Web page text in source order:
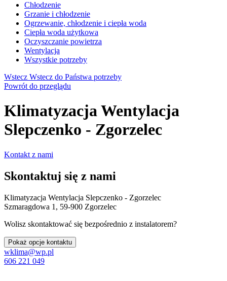
Chłodzenie
Grzanie i chłodzenie
Ogrzewanie, chłodzenie i ciepła woda
Ciepła woda użytkowa
Oczyszczanie powietrza
Wentylacja
Wszystkie potrzeby
Wstecz Wstecz do Państwa potrzeby
Powrót do przeglądu
Klimatyzacja Wentylacja
Slepczenko - Zgorzelec
Kontakt z nami
Skontaktuj się z nami
Klimatyzacja Wentylacja Slepczenko - Zgorzelec
Szmaragdowa 1, 59-900 Zgorzelec
Wolisz skontaktować się bezpośrednio z instalatorem?
Pokaż opcje kontaktu
wklima@wp.pl
606 221 049